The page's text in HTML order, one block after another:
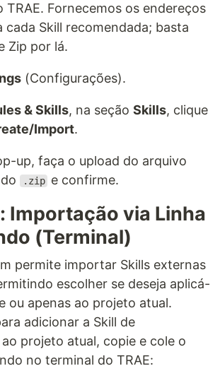
TRAE. Fornecemos os endereços
cada Skill recomendada; basta
Zip por lá.
(Configurações).
& Skills, na seção Skills, clique
Import.
up, faça o upload do arquivo
do .zip e confirme.
Importação via Linha
(Terminal)
permite importar Skills externas
escolher se deseja aplicá-
ou apenas ao projeto atual.
adicionar a Skill de
ao projeto atual, copie e cole o
no terminal do TRAE: